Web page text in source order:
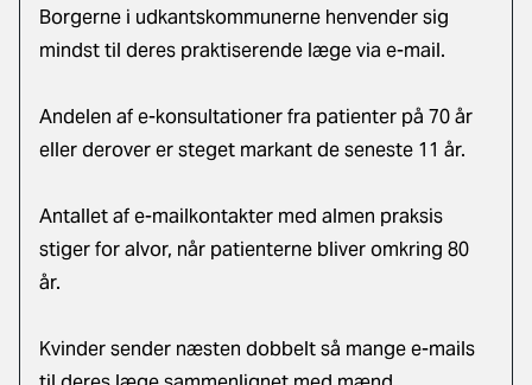
Borgerne i udkantskommunerne henvender sig
mindst til deres praktiserende læge via e-mail.
Andelen af e-konsultationer fra patienter på 70 år
eller derover er steget markant de seneste 11 år.
Antallet af e-mailkontakter med almen praksis
stiger for alvor, når patienterne bliver omkring 80
år.
Kvinder sender næsten dobbelt så mange e-mails